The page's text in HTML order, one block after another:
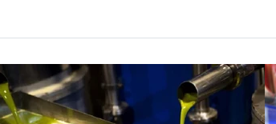
Xu hướng thị trường
Tiêu dùng và dư luận
Công nghệ